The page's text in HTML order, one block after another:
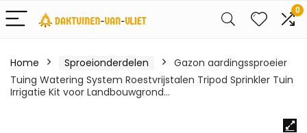
0
Home Sproeionderdelen
Gazon aardingssproeier
Tuing Watering System Roestvrijstalen Tripod Sprinkler Tuin
Irrigatie Kit voor Landbouwgrond…